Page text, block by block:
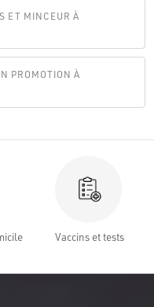
ET MINCEUR À
PROMOTION À
Vaccins et tests